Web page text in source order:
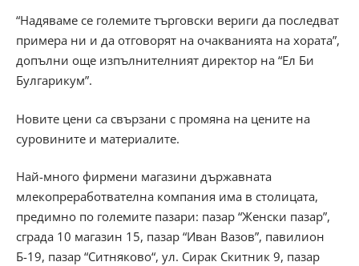
“Надяваме се големите търговски вериги да последват
примера ни и да отговорят на очакванията на хората”,
допълни още изпълнителният директор на “Ел Би
Булгарикум”.
Новите цени са свързани с промяна на цените на
суровините и материалите.
Най-много фирмени магазини държавната
млекопреработвателна компания има в столицата,
предимно по големите пазари: пазар “Женски пазар”,
сграда 10 магазин 15, пазар “Иван Вазов”, павилион
Б-19, пазар “Ситняково“, ул. Сирак Скитник 9, пазар